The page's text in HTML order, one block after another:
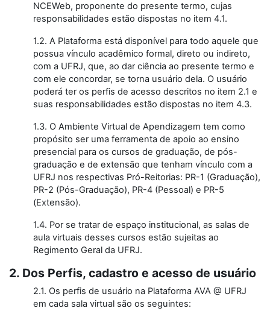
NCEWeb, proponente do presente termo, cujas
responsabilidades estão dispostas no item 4.1.
1.2. A Plataforma está disponível para todo aquele que
possua vínculo acadêmico formal, direto ou indireto,
com a UFRJ, que, ao dar ciência ao presente termo e
com ele concordar, se torna usuário dela. O usuário
poderá ter os perfis de acesso descritos no item 2.1 e
suas responsabilidades estão dispostas no item 4.3.
1.3. O Ambiente Virtual de Apendizagem tem como
propósito ser uma ferramenta de apoio ao ensino
presencial para os cursos de graduação, de pós-
graduação e de extensão que tenham vínculo com a
UFRJ nos respectivas Pró-Reitorias: PR-1 (Graduação),
PR-2 (Pós-Graduação), PR-4 (Pessoal) e PR-5
(Extensão).
1.4. Por se tratar de espaço institucional, as salas de
aula virtuais desses cursos estão sujeitas ao
Regimento Geral da UFRJ.
2. Dos Perfis, cadastro e acesso de usuário
2.1. Os perfis de usuário na Plataforma AVA @ UFRJ
em cada sala virtual são os seguintes: